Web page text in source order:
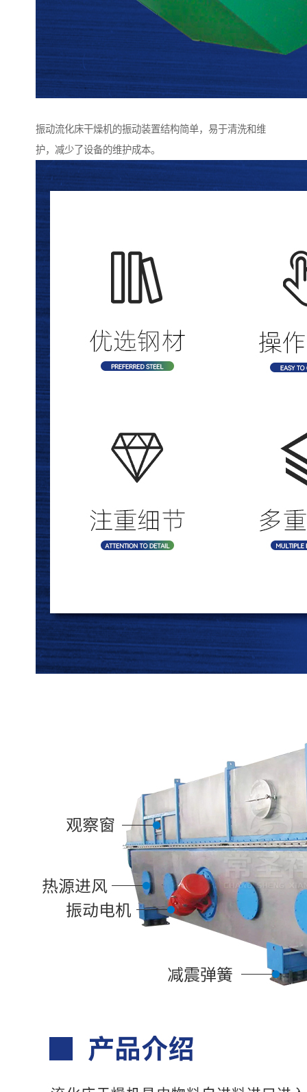
振动流化床干燥机的振动装置结构简单，易于清洗和维
护，减少了设备的维护成本。